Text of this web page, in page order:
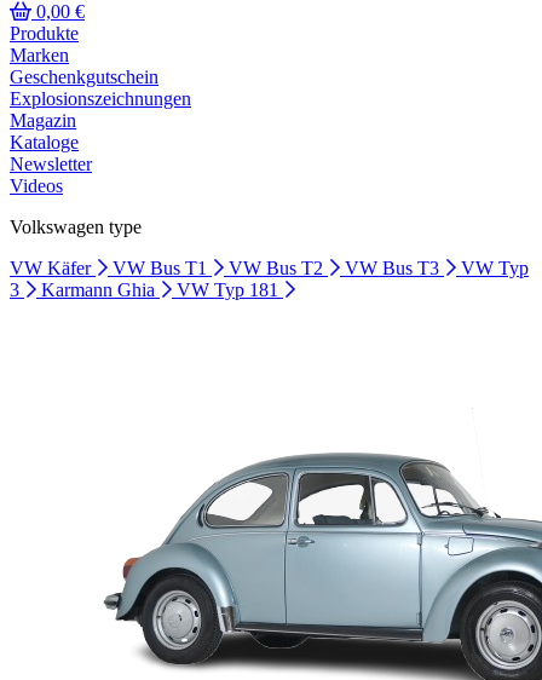
0,00 €
Produkte
Marken
Geschenkgutschein
Explosionszeichnungen
Magazin
Kataloge
Newsletter
Videos
Volkswagen type
VW Käfer
VW Bus T1 VW Bus T2 VW Bus T3
VW Typ
3
Karmann Ghia VW Typ 181